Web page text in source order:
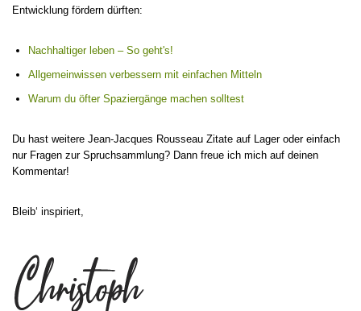
Entwicklung fördern dürften:
Nachhaltiger leben – So geht's!
Allgemeinwissen verbessern mit einfachen Mitteln
Warum du öfter Spaziergänge machen solltest
Du hast weitere Jean-Jacques Rousseau Zitate auf Lager oder einfach
nur Fragen zur Spruchsammlung? Dann freue ich mich auf deinen
Kommentar!
Bleib‘ inspiriert,